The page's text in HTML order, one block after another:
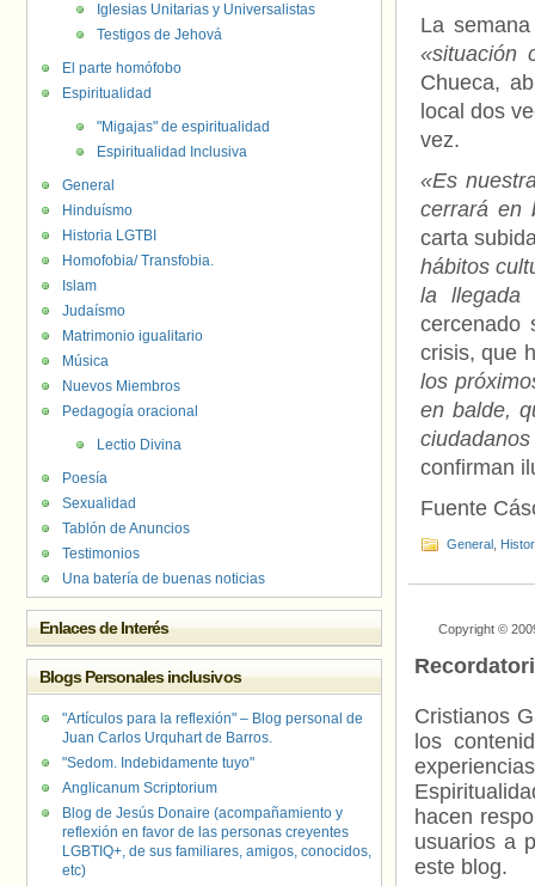
La
«situación
Chueca,
local dos
vez.
«Es
cerrará en
carta
hábitos
la llegada
cercenado
crisis, que
los
en balde,
confirman
Fuente
General
Copyright ©
Cristianos
los
hacen
usuarios a
este blog.
Iglesias Unitarias y Universalistas
Testigos de Jehová
El parte homófobo
Espiritualidad
"Migajas" de espiritualidad
Espiritualidad Inclusiva
General
Hinduísmo
Historia LGTBI
Homofobia/ Transfobia.
Islam
Judaísmo
Matrimonio igualitario
Música
Nuevos Miembros
Pedagogía oracional
Lectio Divina
Poesía
Sexualidad
Tablón de Anuncios
Testimonios
Una batería de buenas noticias
Enlaces de Interés
Blogs Personales inclusivos
"Artículos para la reflexión" – Blog personal de
Juan Carlos Urquhart de Barros.
"Sedom. Indebidamente tuyo"
Anglicanum Scriptorium
Blog de Jesús Donaire (acompañamiento y
reflexión en favor de las personas creyentes
LGBTIQ+, de sus familiares, amigos, conocidos,
etc)